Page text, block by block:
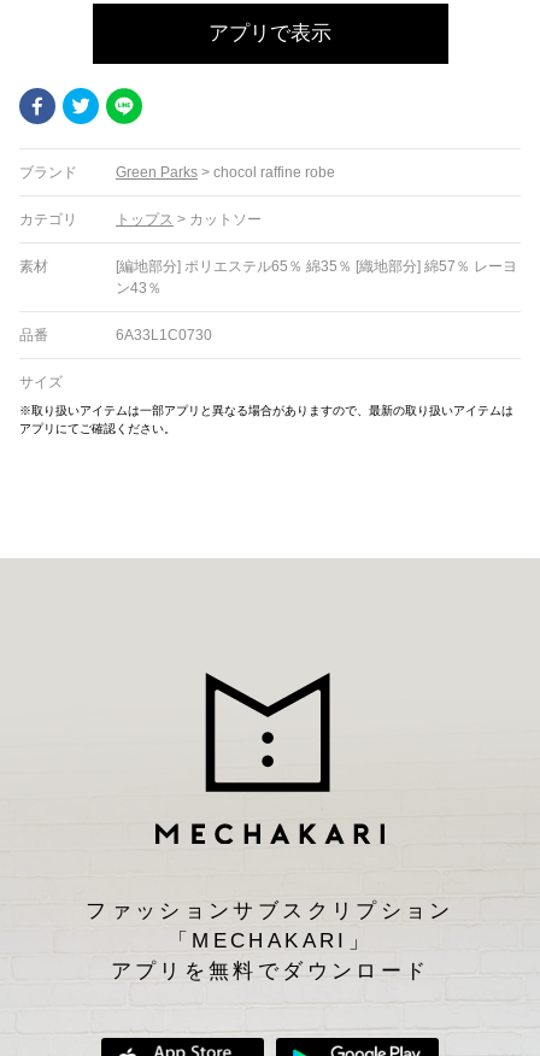
アプリで表示
FacebookTwitter
ブランド Green Parks > chocol raffine robe
カテゴリ トップス > カットソー
素材
[編地部分] ポリエステル65％ 綿35％ [織地部分] 綿57％ レーヨ
ン43％
品番 6A33L1C0730
サイズ
※取り扱いアイテムは一部アプリと異なる場合がありますので、最新の取り扱いアイテムは
アプリにてご確認ください。
ファッションサブスクリプション
「MECHAKARI」
アプリを無料でダウンロード
App Storeからダウンロード